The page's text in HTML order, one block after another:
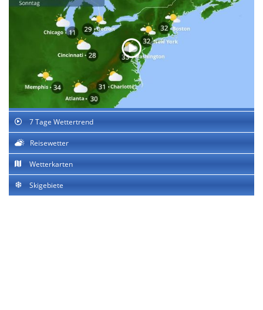
7 Tage Wettertrend
Reisewetter
Wetterkarten
Skigebiete